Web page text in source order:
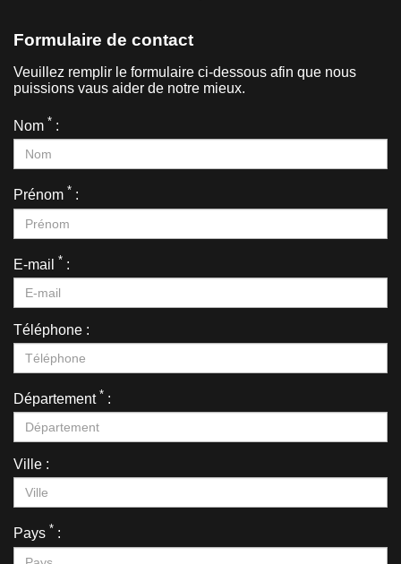
Formulaire de contact
Veuillez remplir le formulaire ci-dessous afin que nous
puissions vaus aider de notre mieux.
Nom * :
Prénom * :
E-mail * :
Téléphone :
Département * :
Ville :
Pays * :